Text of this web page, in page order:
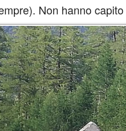
Non hanno